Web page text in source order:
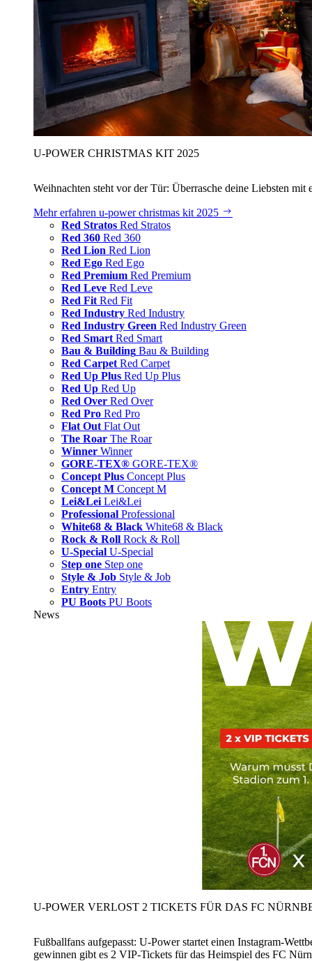
U‑POWER CHRISTMAS KIT 2025
Weihnachten steht vor der Tür: Überrasche deine Liebsten
Mehr erfahren u‑power christmas kit 2025
Red Stratos Red Stratos
Red 360 Red 360
Red Lion Red Lion
Red Ego Red Ego
Red Premium Red Premium
Red Leve Red Leve
Red Fit Red Fit
Red Industry Red Industry
Red Industry Green Red Industry Green
Red Smart Red Smart
Bau & Building Bau & Building
Red Carpet Red Carpet
Red Up Plus Red Up Plus
Red Up Red Up
Red Over Red Over
Red Pro Red Pro
Flat Out Flat Out
The Roar The Roar
Winner Winner
GORE-TEX® GORE-TEX®
Concept Plus Concept Plus
Concept M Concept M
Lei&Lei Lei&Lei
Professional Professional
White68 & Black White68 & Black
Rock & Roll Rock & Roll
U-Special U-Special
Step one Step one
Style & Job Style & Job
Entry Entry
PU Boots PU Boots
News
U‑POWER VERLOST 2 TICKETS FÜR DAS FC
Fußballfans aufgepasst: U‑Power startet einen Instagram-
gewinnen gibt es 2 VIP-Tickets für das Heimspiel des FC